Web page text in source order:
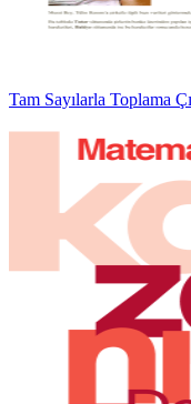
Tam Sayılarla Toplama